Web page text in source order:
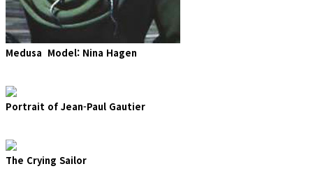
Medusa Model: Nina Hagen
Portrait of Jean-Paul Gautier
The Crying Sailor